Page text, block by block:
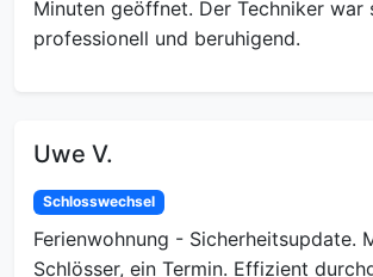
Minuten geöffnet. Der Techniker war
professionell und beruhigend.
Uwe V.
Schlosswechsel
Ferienwohnung - Sicherheitsupdate.
Schlösser, ein Termin. Effizient